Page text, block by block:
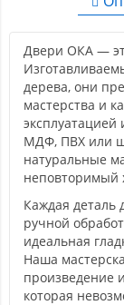
Двери ОКА —
дерева, они
мастерства и
эксплуатацией
МДФ, ПВХ или
натуральные
неповторимый
Каждая деталь
ручной
идеальная
Наша
произведение
которая